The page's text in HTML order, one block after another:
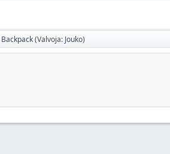
(Valvoja: Jouko)